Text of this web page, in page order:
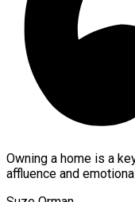
Owning a home is a
affluence and